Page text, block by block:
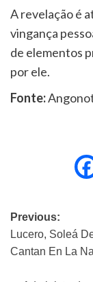
A revelação é
vingança
de elementos
por ele.
Fonte:
Previous:
Lucero, Soleá
Cantan En La